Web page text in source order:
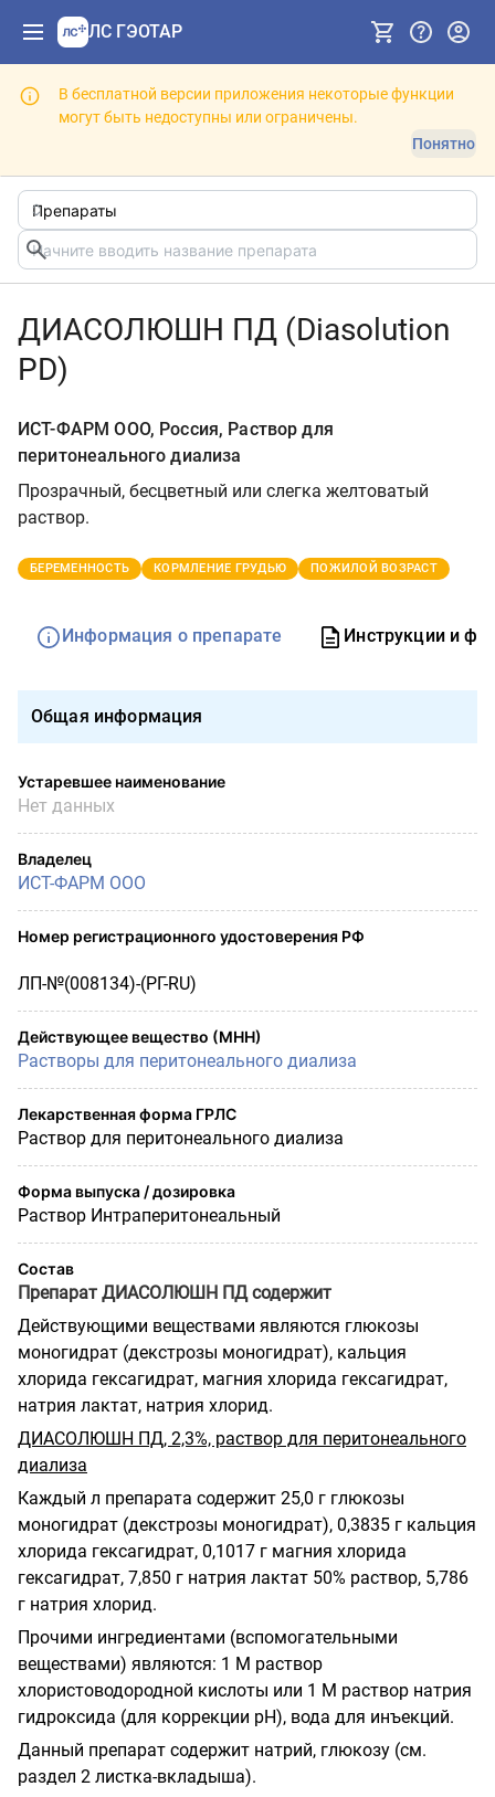
ЛС ГЭОТАР
В бесплатной версии приложения некоторые функции
могут быть недоступны или ограничены.
Понятно
ДИАСОЛЮШН ПД (Diasolution
PD)
ИСТ-ФАРМ ООО, Россия, Раствор для
перитонеального диализа
Прозрачный, бесцветный или слегка желтоватый
раствор.
БЕРЕМЕННОСТЬ КОРМЛЕНИЕ ГРУДЬЮ ПОЖИЛОЙ ВОЗРАСТ
Информация о препарате Инструкции и
Общая информация
Устаревшее наименование
Нет данных
Владелец
ИСТ-ФАРМ ООО
Номер регистрационного удостоверения РФ
ЛП-№(008134)-(РГ-RU)
Действующее вещество (МНН)
Растворы для перитонеального диализа
Лекарственная форма ГРЛС
Раствор для перитонеального диализа
Форма выпуска / дозировка
Раствор Интраперитонеальный
Состав
Препарат ДИАСОЛЮШН ПД содержит
Действующими веществами являются глюкозы
моногидрат (декстрозы моногидрат), кальция
хлорида гексагидрат, магния хлорида гексагидрат,
натрия лактат, натрия хлорид.
ДИАСОЛЮШН ПД, 2,3%, раствор для перитонеального
диализа
Каждый л препарата содержит 25,0 г глюкозы
моногидрат (декстрозы моногидрат), 0,3835 г кальция
хлорида гексагидрат, 0,1017 г магния хлорида
гексагидрат, 7,850 г натрия лактат 50% раствор, 5,786
г натрия хлорид.
Прочими ингредиентами (вспомогательными
веществами) являются: 1 М раствор
хлористоводородной кислоты или 1 М раствор натрия
гидроксида (для коррекции рН), вода для инъекций.
Данный препарат содержит натрий, глюкозу (см.
раздел 2 листка-вкладыша).